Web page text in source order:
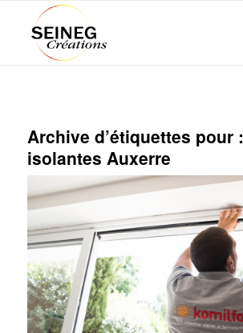
Archive d’étiquettes pour :
isolantes Auxerre